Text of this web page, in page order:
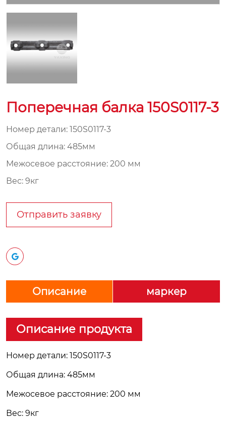
Поперечная балка 150S0117-3
Номер детали: 150S0117-3
Общая длина: 485мм
Межосевое расстояние: 200 мм
Вес: 9кг
Отправить заявку
Описание маркер
Описание продукта
Номер детали: 150S0117-3
Общая длина: 485мм
Межосевое расстояние: 200 мм
Вес: 9кг